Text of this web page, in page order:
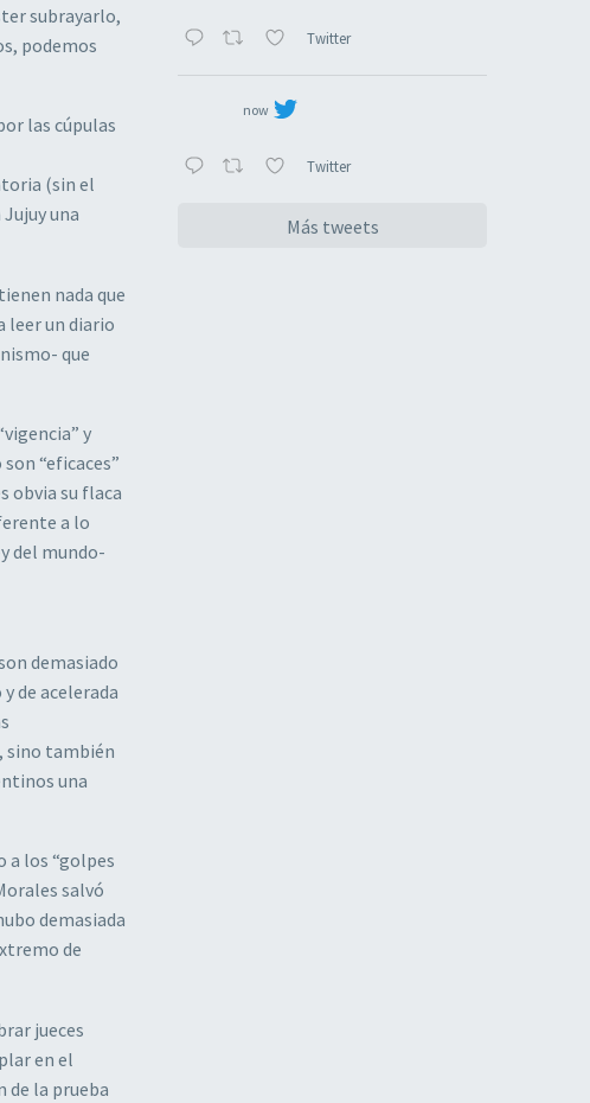
subrayarlo,
podemos
las cúpulas
(sin el
una
nada que
leer un diario
que
y
“eficaces”
obvia su flaca
a lo
del mundo-
demasiado
de acelerada
sino también
una
a los “golpes
salvó
demasiada
de
jueces
en el
de la prueba
Twitter
now
Twitter
Más tweets